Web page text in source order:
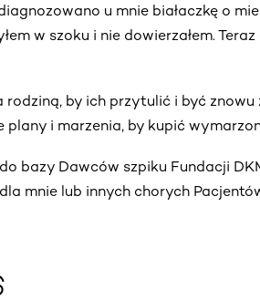
u mnie białaczkę o
w szoku i nie dowierzałem.
rodziną, by ich przytulić i być znowu
plany i marzenia, by kupić
bazy Dawców szpiku Fundacji
mnie lub innych chorych